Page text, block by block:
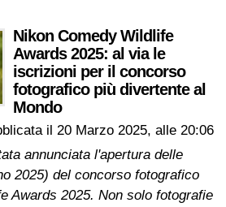
Nikon Comedy Wildlife
Awards 2025: al via le
iscrizioni per il concorso
fotografico più divertente al
Mondo
il 20 Marzo 2025, alle 20:06
annunciata l'apertura delle
2025) del concorso fotografico
Awards 2025. Non solo fotografie